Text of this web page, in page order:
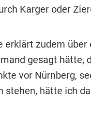
Karger oder
erklärt zudem
gesagt hätte,
vor Nürnberg,
stehen, hätte ich